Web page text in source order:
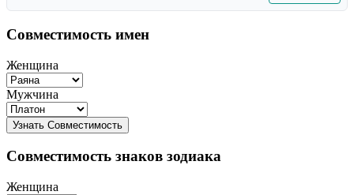
Совместимость имен
Женщина
Мужчина
Совместимость знаков зодиака
Женщина